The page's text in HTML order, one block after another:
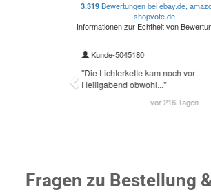
Fragen zu Bestellung